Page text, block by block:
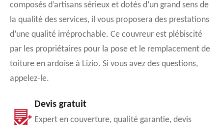
composés d’artisans sérieux et dotés d’un grand sens de
la qualité des services, il vous proposera des prestations
d’une qualité irréprochable. Ce couvreur est plébiscité
par les propriétaires pour la pose et le remplacement de
toiture en ardoise à Lizio. Si vous avez des questions,
appelez-le.
Devis gratuit
Expert en couverture, qualité garantie, devis